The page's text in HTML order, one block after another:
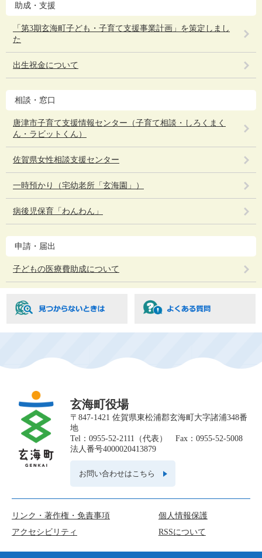
助成・支援
「第3期玄海町子ども・子育て支援事業計画」を策定しまし
た
出生祝金について
相談・窓口
唐津市子育て支援情報センター（子育て相談・しろくまく
ん・ラビットくん）
佐賀県女性相談支援センター
一時預かり（宅幼老所「玄海園」）
病後児保育「わんわん」
申請・届出
子どもの医療費助成について
玄海町役場
〒847-1421 佐賀県東松浦郡玄海町大字諸浦348番
地
Tel：0955-52-2111（代表） Fax：0955-52-5008
法人番号4000020413879
お問い合わせはこちら
リンク・著作権・免責事項
個人情報保護
アクセシビリティ
RSSについて